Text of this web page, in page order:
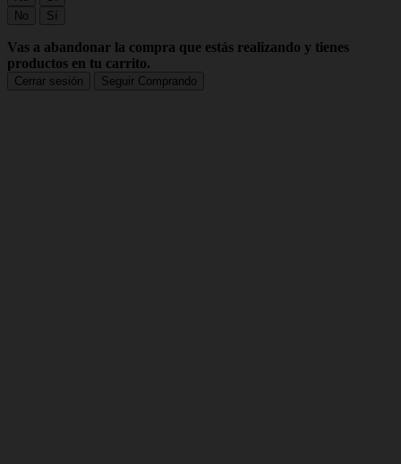
No
Sí
Vas a abandonar la compra que estás realizando y tienes
productos en tu carrito.
Cerrar sesión Seguir Comprando